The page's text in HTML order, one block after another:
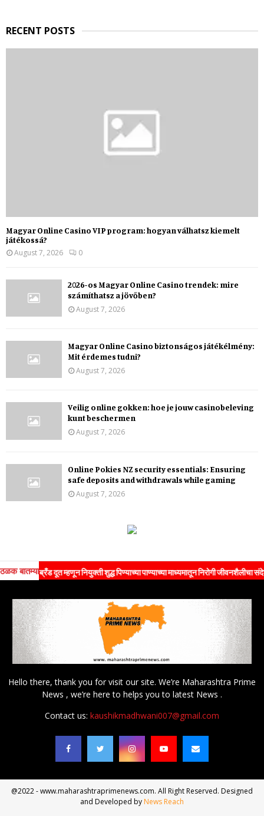
RECENT POSTS
Magyar Online Casino VIP program: hogyan válhatsz kiemelt
játékossá?
August 7, 2026
0
2026-os Magyar Online Casino trendek: mire
számíthatsz a jövőben?
August 7, 2026
Magyar Online Casino biztonságos játékélmény:
Mit érdemes tudni?
August 7, 2026
Veilig online gokken: hoe je jouw casinobeleving
kunt beschermen
August 7, 2026
Online Pokies NZ security essentials: Ensuring
safe deposits and withdrawals while gaming
August 7, 2026
ठळक बातम्या
ब्रँड दूत म्हणून नियुक्ती शुद्ध पिण्याच्या पाण्याच्या माध्यमातून निरोगी जीवनशैलीचा संदेश
Hello there, thank you for visit our site. We’re Maharashtra Prime
News , we’re here to helps you to latest News .
Contact us: kaushikmadhwani007@gmail.com
@2022 - www.maharashtraprimenews.com. All Right Reserved. Designed
and Developed by News Reach